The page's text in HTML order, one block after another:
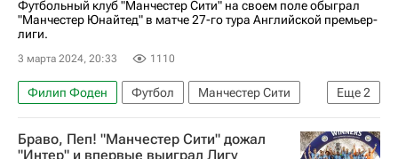
Футбольный клуб "Манчестер Сити" на своем поле обыграл
"Манчестер Юнайтед" в матче 27-го тура Английской премьер-
лиги.
3 марта 2024, 20:33 1110
Еще2
Филип Фоден Футбол
Манчестер Сити
Манчестер Юнайтед
АПЛ 2026-2027 (Чемпионат Англии по футболу)
Браво, Пеп! "Манчестер Сити" дожал
"Интер" и впервые выиграл Лигу